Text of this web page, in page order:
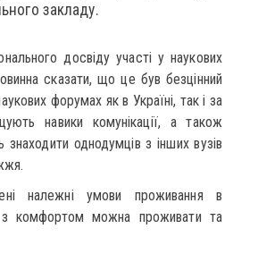
закладу.
досвіду участі у наукових
сказати, що це був безцінний
форумах як в Україні, так і за
навики комунікації, а також
однодумців з інших вузів
належні умови проживання в
з комфортом можна проживати та